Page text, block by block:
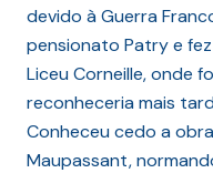
devido à Guerra
pensionato Patry e
Liceu Corneille, onde
reconheceria mais
Conheceu cedo a
Maupassant,